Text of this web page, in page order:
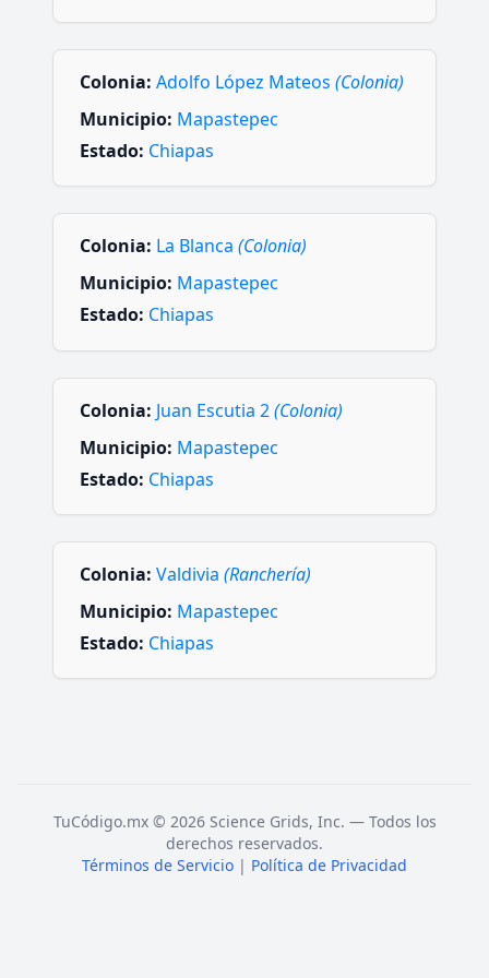
Colonia: Adolfo López Mateos (Colonia)
Municipio: Mapastepec
Estado: Chiapas
Colonia: La Blanca (Colonia)
Municipio: Mapastepec
Estado: Chiapas
Colonia: Juan Escutia 2(Colonia)
Municipio: Mapastepec
Estado: Chiapas
Colonia: Valdivia (Ranchería)
Municipio: Mapastepec
Estado: Chiapas
TuCódigo.mx © 2026 Science Grids, Inc. — Todos los
derechos reservados.
Términos de Servicio | Política de Privacidad